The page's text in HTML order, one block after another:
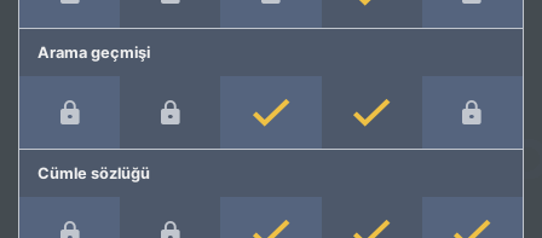
Arama geçmişi
Cümle sözlüğü